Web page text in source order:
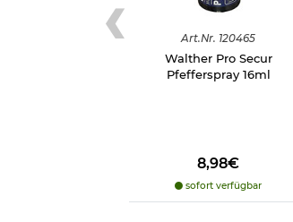
Art.Nr. 120465
Walther Pro Secur
Pfefferspray 16ml
8,98€
sofort verfügbar